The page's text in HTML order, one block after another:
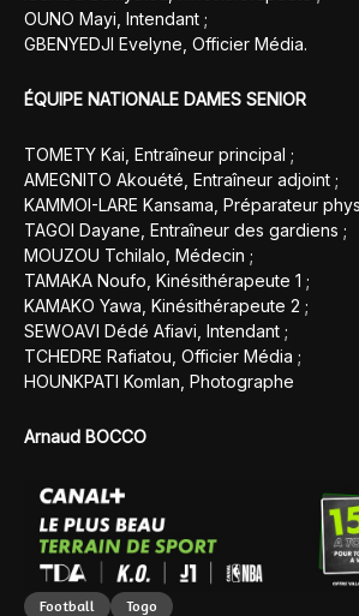
OUNO Mayi, Intendant ;
GBENYEDJI Evelyne, Officier Média.
ÉQUIPE NATIONALE DAMES SENIOR
TOMETY Kai, Entraîneur principal ;
AMEGNITO Akouété, Entraîneur adjoint ;
KAMMOI-LARE Kansama, Préparateur
TAGOI Dayane, Entraîneur des gardiens ;
MOUZOU Tchilalo, Médecin ;
TAMAKA Noufo, Kinésithérapeute 1 ;
KAMAKO Yawa, Kinésithérapeute 2 ;
SEWOAVI Dédé Afiavi, Intendant ;
TCHEDRE Rafiatou, Officier Média ;
HOUNKPATI Komlan, Photographe
Arnaud BOCCO
Football Togo